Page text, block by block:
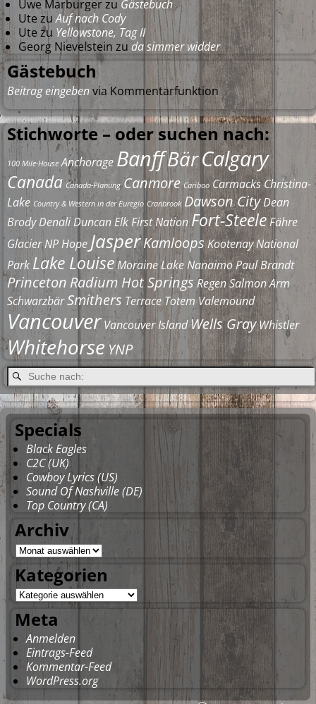
Uwe Marburgerzu Gästebuch
Ute zuAuf nach Cody
Utezu Yellowstone, Tag II
Georg Nievelstein zu da simmer widder
Gästebuch
Beitrag eingebenvia Kommentarfunktion
Stichworte – oder suchen nach:
100 Mile-House Anchorage BanffBärCalgary
Canada Canada-Planung Canmore Cariboo CarmacksChristina-
Lake Country & Western in der Euregio Cranbrook Dawson CityDean
BrodyDenaliDuncanElkFirst NationFort-SteeleFähre
Glacier NPHope JasperKamloops Kootenay National
Park Lake LouiseMoraine LakeNanaimoPaul Brandt
Princeton Radium Hot SpringsRegenSalmon Arm
SchwarzbärSmithers Terrace Totem Valemound
Vancouver Vancouver Island Wells GrayWhistler
Whitehorse YNP
Specials
Black Eagles
C2C (UK)
Cowboy Lyrics (US)
Sound Of Nashville (DE)
Top Country (CA)
Archiv
Kategorien
Meta
Anmelden
Eintrags-Feed
Kommentar-Feed
WordPress.org